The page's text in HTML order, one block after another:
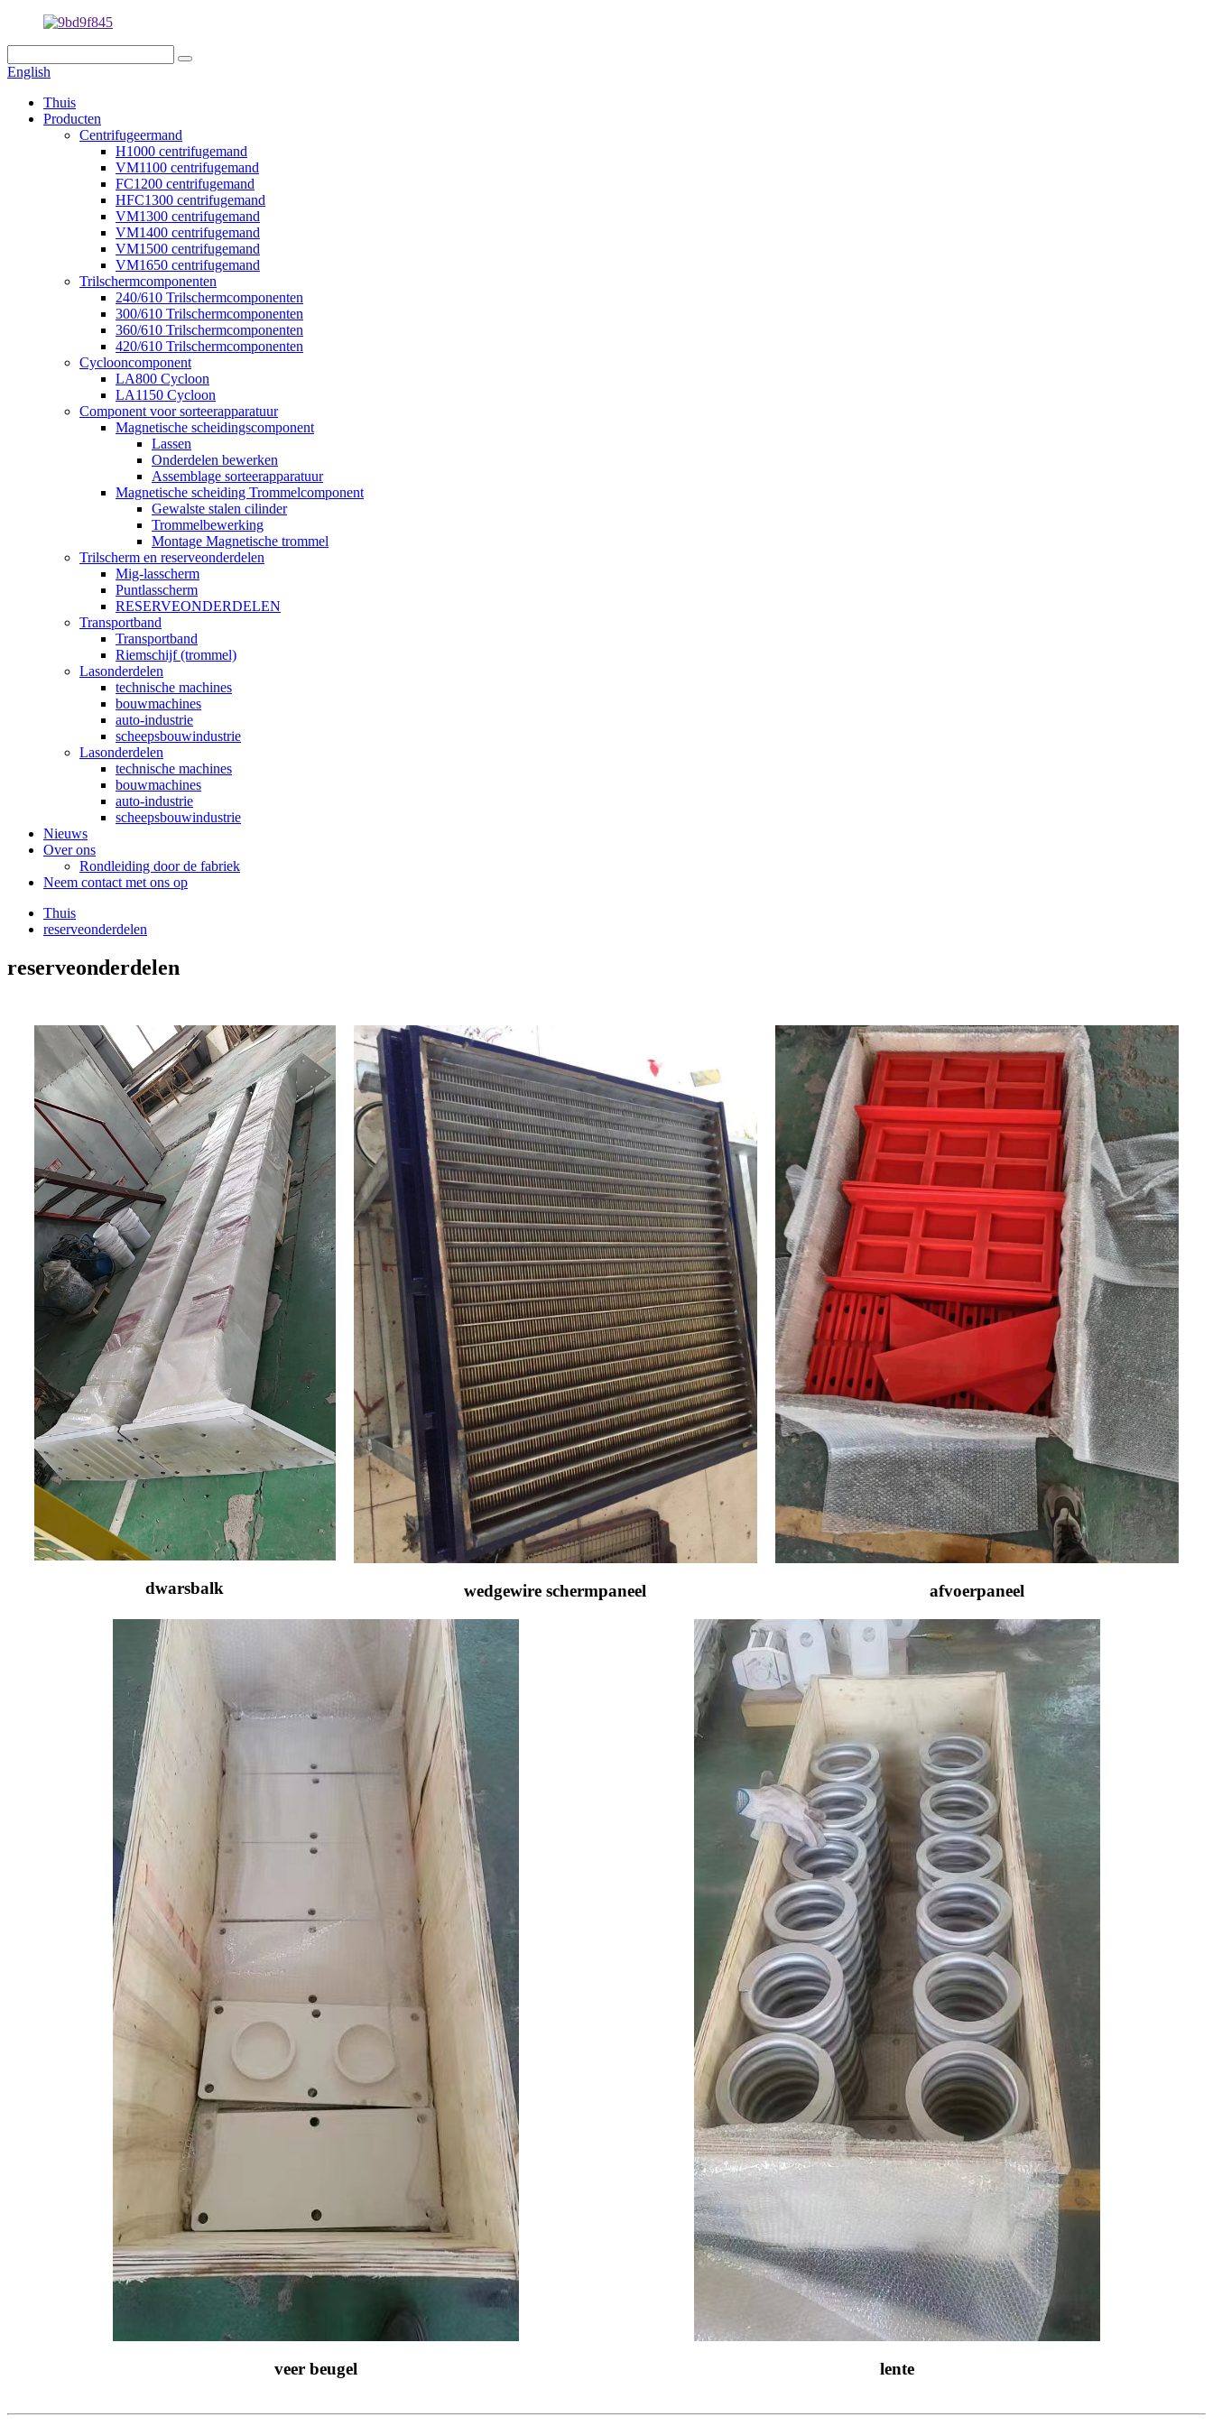
English
Thuis
Producten
Centrifugeermand
H1000 centrifugemand
VM1100 centrifugemand
FC1200 centrifugemand
HFC1300 centrifugemand
VM1300 centrifugemand
VM1400 centrifugemand
VM1500 centrifugemand
VM1650 centrifugemand
Trilschermcomponenten
240/610 Trilschermcomponenten
300/610 Trilschermcomponenten
360/610 Trilschermcomponenten
420/610 Trilschermcomponenten
Cyclooncomponent
LA800 Cycloon
LA1150 Cycloon
Component voor sorteerapparatuur
Magnetische scheidingscomponent
Lassen
Onderdelen bewerken
Assemblage sorteerapparatuur
Magnetische scheiding Trommelcomponent
Gewalste stalen cilinder
Trommelbewerking
Montage Magnetische trommel
Trilscherm en reserveonderdelen
Mig-lasscherm
Puntlasscherm
RESERVEONDERDELEN
Transportband
Transportband
Riemschijf (trommel)
Lasonderdelen
technische machines
bouwmachines
auto-industrie
scheepsbouwindustrie
Lasonderdelen
technische machines
bouwmachines
auto-industrie
scheepsbouwindustrie
Nieuws
Over ons
Rondleiding door de fabriek
Neem contact met ons op
Thuis
reserveonderdelen
reserveonderdelen
dwarsbalk wedgewire schermpaneel afvoerpaneel
veer beugel lente